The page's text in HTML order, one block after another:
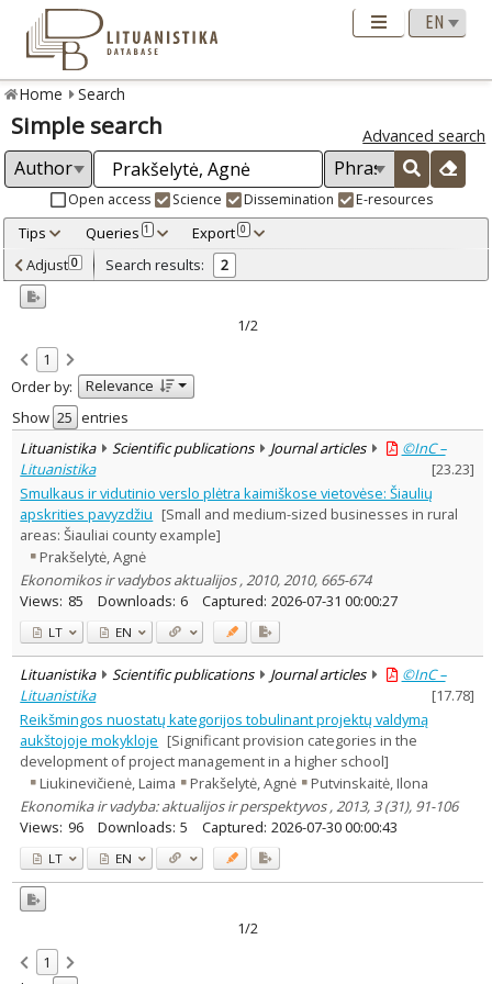
Home Search
Simple search Advanced search
Open access Science Dissemination E-resources
Tips Queries 1 Export 0
Adjusted by criteria 0
Year
Refine
Open access
Scientific publications 2
Document Type:
Journal articles 2
Subject area
Economics
Political sciences 1
Management 1
Text language
Country of publication
Historical periods
Lithuanian place names
Subject
Journal
Adjust 0 Search results: 2
1/2
1
Order by:
Relevance
Show
entries
Lituanistika
Scientific publications Journal articles
©InC –
Lituanistika
[23.23]
Smulkaus ir vidutinio verslo plėtra kaimiškose vietovėse: Šiaulių
apskrities pavyzdžiu [Small and medium-sized businesses in rural
areas: Šiauliai county example]
Prakšelytė, Agnė
Ekonomikos ir vadybos aktualijos , 2010, 2010, 665-674
Views: 85 Downloads: 6 Captured: 2026-07-31 00:00:27
LT EN
Lituanistika Scientific publications Journal articles
©InC –
Lituanistika
[17.78]
Reikšmingos nuostatų kategorijos tobulinant projektų valdymą
aukštojoje mokykloje [Significant provision categories in the
development of project management in a higher school]
Liukinevičienė, Laima
Prakšelytė, Agnė
Putvinskaitė, Ilona
Ekonomika ir vadyba: aktualijos ir perspektyvos , 2013, 3 (31), 91-106
Views: 96 Downloads: 5 Captured: 2026-07-30 00:00:43
LT EN
1/2
1